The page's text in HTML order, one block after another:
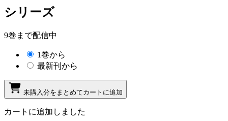
シリーズ
9巻まで配信中
1巻から
最新刊から
未購入分をまとめてカートに追加
カートに追加しました